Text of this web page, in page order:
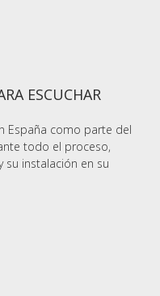
ESCUCHAR
España como parte del
todo el proceso,
su instalación en su